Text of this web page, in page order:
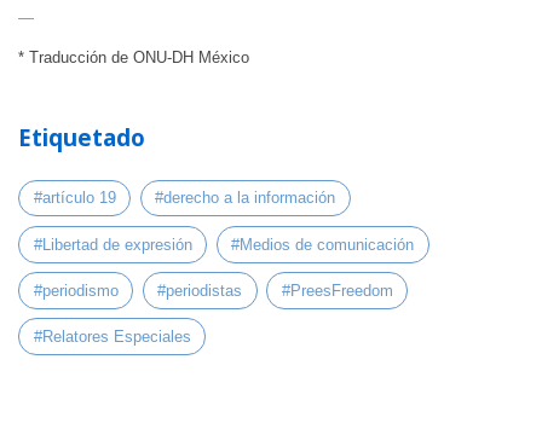
—
* Traducción de ONU-DH México
Etiquetado
#artículo 19 #derecho a la información
#Libertad de expresión #Medios de comunicación
#periodismo #periodistas #PreesFreedom
#Relatores Especiales